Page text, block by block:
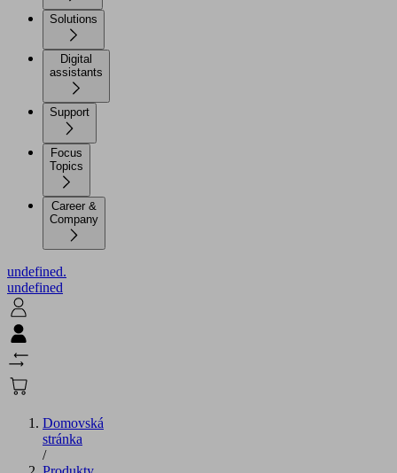
Solutions
Digital
assistants
Support
Focus
Topics
Career &
Company
undefined.
undefined
Domovská
stránka
/